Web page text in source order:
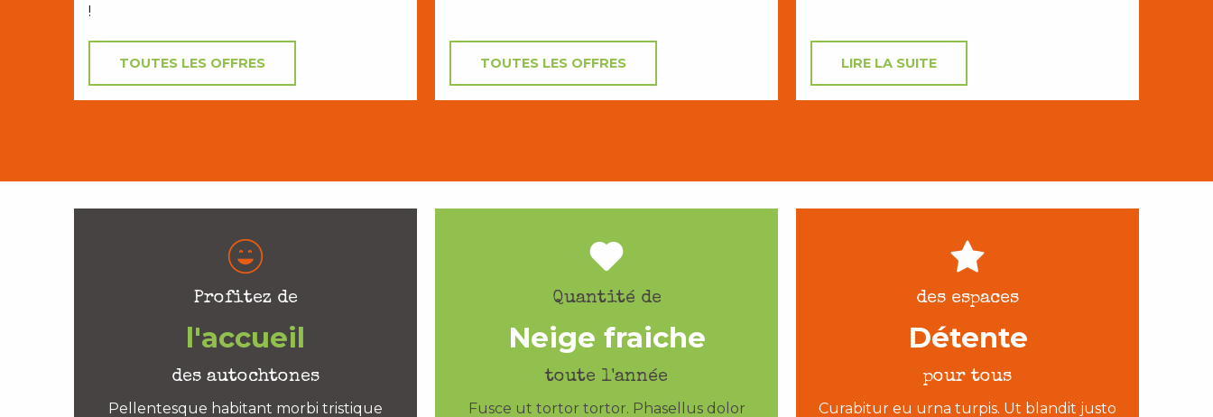
!
TOUTES LES OFFRES TOUTES LES OFFRES LIRE LA SUITE
Profitez de
l'accueil
des autochtones
Pellentesque habitant morbi tristique
Quantité de
Neige fraiche
toute l'année
Fusce ut tortor tortor. Phasellus dolor
des espaces
Détente
pour tous
Curabitur eu urna turpis. Ut blandit justo